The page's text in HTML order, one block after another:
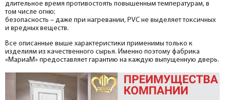
длительное время противостоять повышенным температурам, в
том числе огню;
безопасность – даже при нагревании, PVC не выделяет токсичных
и вредных веществ.
Все описанные выше характеристики применимы только к
изделиям из качественного сырья. Именно поэтому фабрика
«МариаМ» предоставляет гарантию на каждую выпущенную дверь.